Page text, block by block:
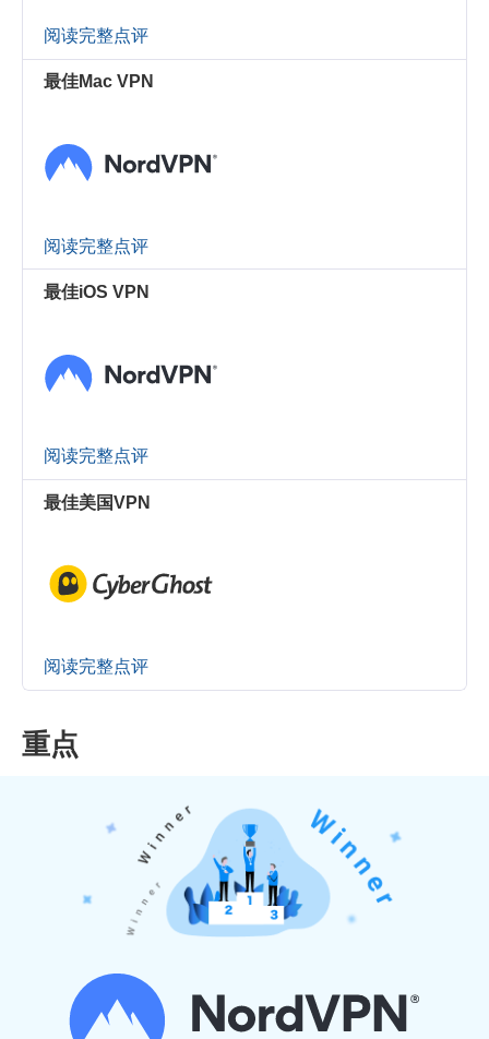
阅读完整点评
最佳Mac VPN
阅读完整点评
最佳iOS VPN
阅读完整点评
最佳美国VPN
阅读完整点评
重点